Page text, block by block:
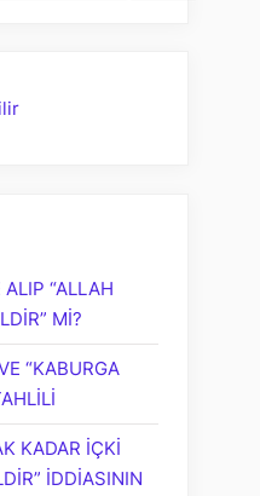
“ALLAH
Mİ?
“KABURGA
KADAR İÇKİ
İDDİASININ